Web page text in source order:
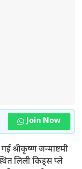
Join Now
श्रीकृष्ण जन्माष्टमी
लिली किड्स प्ले